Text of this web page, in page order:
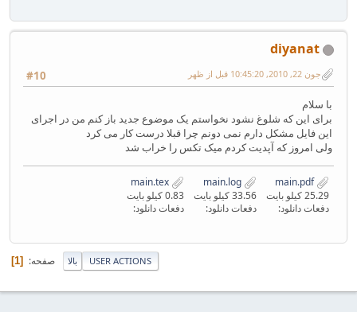
diyanat
#10 جون 22, 2010, 10:45:20 قبل از ظهر
با سلام
برای این که شلوغ نشود نخواستم یک موضوع جدید باز کنم من در اجرای
این فایل مشکل دارم نمی دونم چرا قبلا درست کار می کرد
ولی امروز که آپدیت کردم میک تکس را خراب شد
main.pdf
25.29 کیلو بایت
دفعات دانلود:
33.56 کیلو بایت
دفعات دانلود:
0.83 کیلو بایت
دفعات دانلود:
بالا صفحه 1 USER ACTIONS